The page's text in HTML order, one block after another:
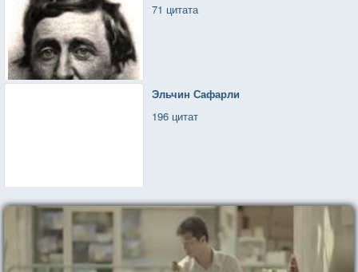
71 цитата
Эльчин Сафарли
196 цитат